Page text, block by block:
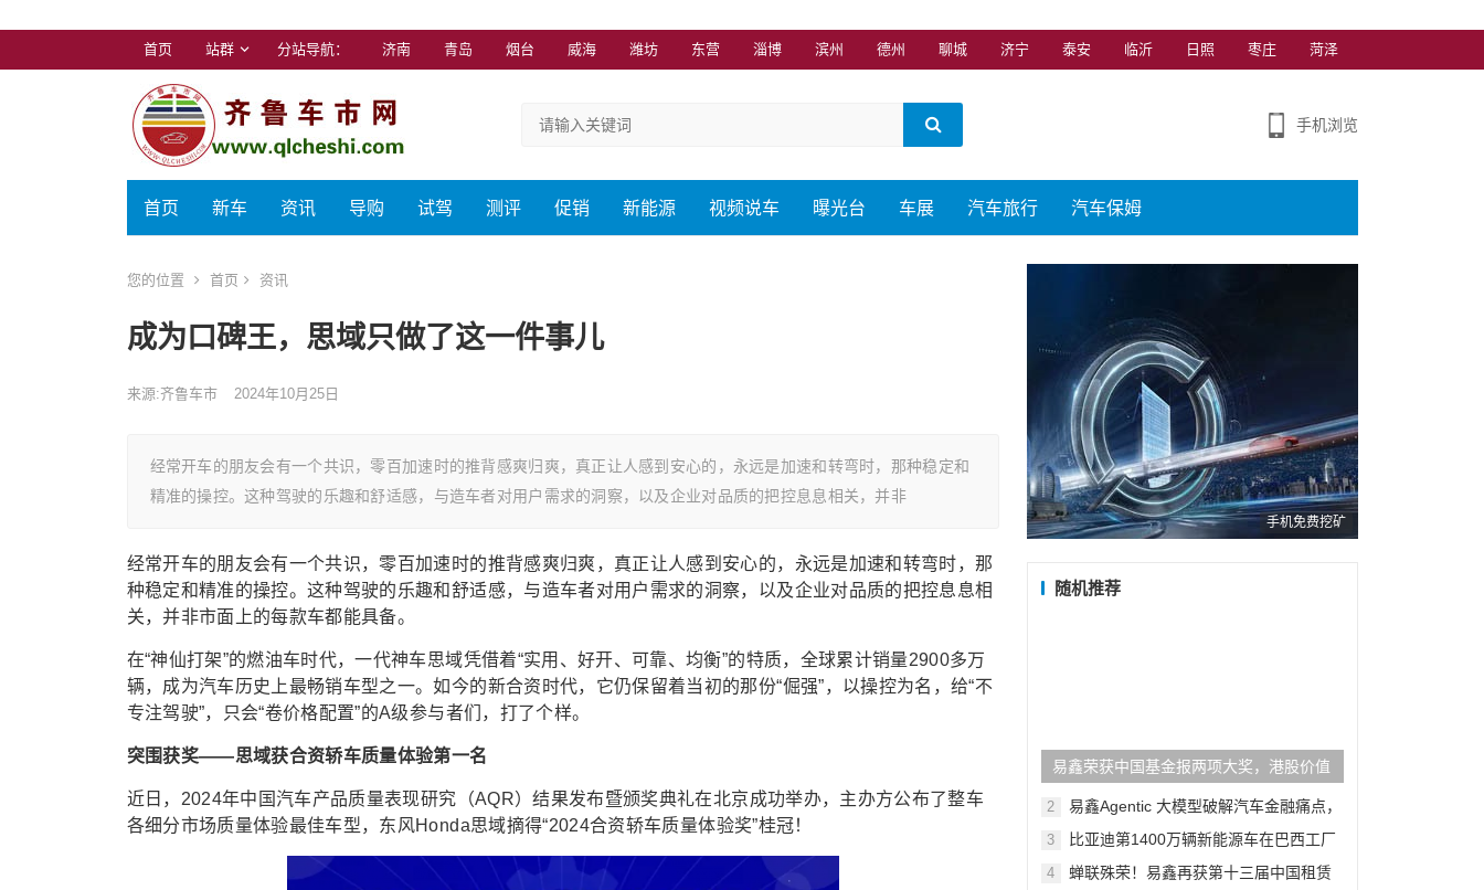
首页 站群 分站导航： 济南 青岛 烟台 威海 潍坊 东营 淄博 滨州 德州 聊城 济宁 泰安 临沂 日照 枣庄 菏泽
手机浏览
首页 新车 资讯 导购 试驾 测评 促销 新能源 视频说车 曝光台 车展 汽车旅行 汽车保姆
您的位置 首页 资讯
成为口碑王，思域只做了这一件事儿
来源:齐鲁车市 2024年10月25日
经常开车的朋友会有一个共识，零百加速时的推背感爽归爽，真正让人感到安心的，永远是加速和转弯时，那种稳定和
精准的操控。这种驾驶的乐趣和舒适感，与造车者对用户需求的洞察，以及企业对品质的把控息息相关，并非
经常开车的朋友会有一个共识，零百加速时的推背感爽归爽，真正让人感到安心的，永远是加速和转弯时，那
种稳定和精准的操控。这种驾驶的乐趣和舒适感，与造车者对用户需求的洞察，以及企业对品质的把控息息相
关，并非市面上的每款车都能具备。
在“神仙打架”的燃油车时代，一代神车思域凭借着“实用、好开、可靠、均衡”的特质，全球累计销量2900多万
辆，成为汽车历史上最畅销车型之一。如今的新合资时代，它仍保留着当初的那份“倔强”，以操控为名，给“不
专注驾驶”，只会“卷价格配置”的A级参与者们，打了个样。
突围获奖——思域获合资轿车质量体验第一名
近日，2024年中国汽车产品质量表现研究（AQR）结果发布暨颁奖典礼在北京成功举办，主办方公布了整车
各细分市场质量体验最佳车型，东风Honda思域摘得“2024合资轿车质量体验奖”桂冠！
手机免费挖矿
随机推荐
易鑫荣获中国基金报两项大奖，港股价值
与投关能力获权威认可
2
易鑫Agentic 大模型破解汽车金融痛点，
3
比亚迪第1400万辆新能源车在巴西工厂
4
蝉联殊荣！易鑫再获第十三届中国租赁